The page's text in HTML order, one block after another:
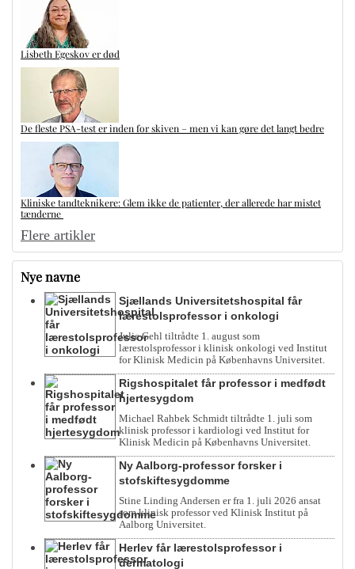
Lisbeth Egeskov er død
De fleste PSA-test er inden for skiven – men vi kan gøre det langt bedre
Kliniske tandteknikere: Glem ikke de patienter, der allerede har mistet
tænderne
Flere artikler
Nye navne
Sjællands Universitetshospital får
lærestolsprofessor i onkologi
Julie Gehl tiltrådte 1. august som
lærestolsprofessor i klinisk onkologi ved Institut
for Klinisk Medicin på Københavns Universitet.
Rigshospitalet får professor i medfødt
hjertesygdom
Michael Rahbek Schmidt tiltrådte 1. juli som
klinisk professor i kardiologi ved Institut for
Klinisk Medicin på Københavns Universitet.
Ny Aalborg-professor forsker i
stofskiftesygdomme
Stine Linding Andersen er fra 1. juli 2026 ansat
som klinisk professor ved Klinisk Institut på
Aalborg Universitet.
Herlev får lærestolsprofessor i
dermatologi